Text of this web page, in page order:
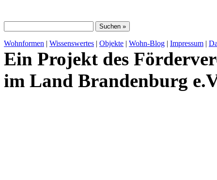
Wohnformen | Wissenswertes | Objekte | Wohn-Blog | Impressum |
Ein Projekt des
im Land Brandenburg